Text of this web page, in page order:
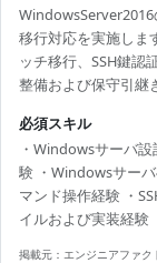
移行対応を実施しま
ッチ移行、SSH鍵認
整備および保守引継
刷テスト対応を行い
PowerShell ・OS：
・通信：SSH、NFS
必須スキル
・Windowsサーバ
験 ・Windowsサー
マンド操作経験 ・
イルおよび実装経験
掲載元： エンジニアファク